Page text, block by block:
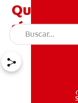
Queilitis
síntomas